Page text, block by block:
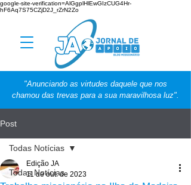
google-site-verification=AlGgplHlEwGIzCUG4Hr-
hF6Aq7S75CZjD2J_rZrN2Zo
"Anunciando as virtudes daquele que nos
chamou das trevas para a sua maravilhosa luz".
Post
Todas Notícias
Todas Notícias
Edição JA
11 de out. de 2023